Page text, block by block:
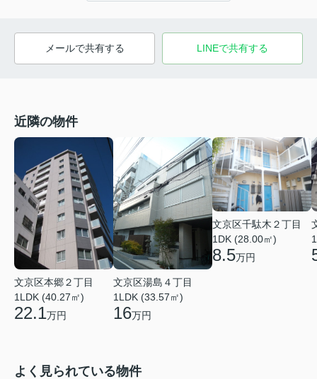
メールで共有する LINEで共有する
近隣の物件
文京区本郷２丁目
1LDK (40.27㎡)
22.1万円
文京区湯島４丁目
1LDK (33.57㎡)
16万円
文京区千駄木２丁目
1DK (28.00㎡)
8.5万円
よく見られている物件